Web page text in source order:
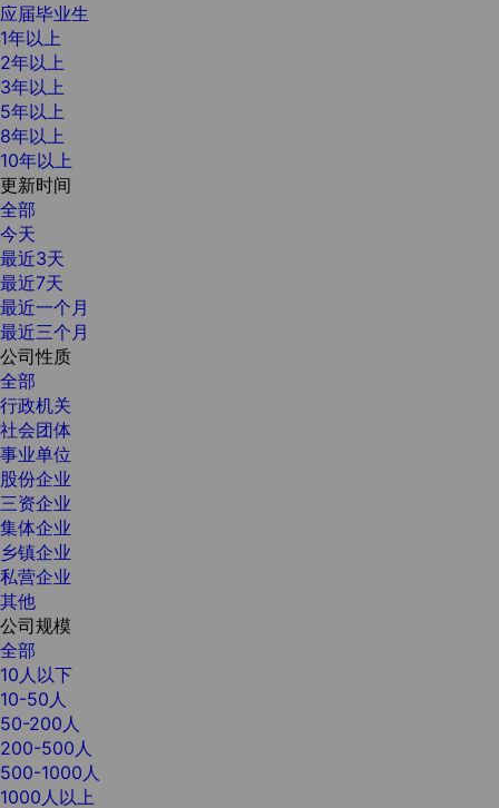
应届毕业生
1年以上
2年以上
3年以上
5年以上
8年以上
10年以上
更新时间
全部
今天
最近3天
最近7天
最近一个月
最近三个月
公司性质
全部
行政机关
社会团体
事业单位
股份企业
三资企业
集体企业
乡镇企业
私营企业
其他
公司规模
全部
10人以下
10-50人
50-200人
200-500人
500-1000人
1000人以上